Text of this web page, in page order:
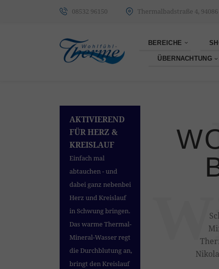
08532 96150 Thermalbadstraße 4,
BEREICHE
ÜBERNACHTUNG
AKTIVIEREND
FÜR HERZ &
KREISLAUF
Einfach mal
abtauchen - und
dabei ganz nebenbei
Herz und Kreislauf
in Schwung bringen.
Das warme Thermal-
Mineral-Wasser regt
die Durchblutung an,
bringt den Kreislauf